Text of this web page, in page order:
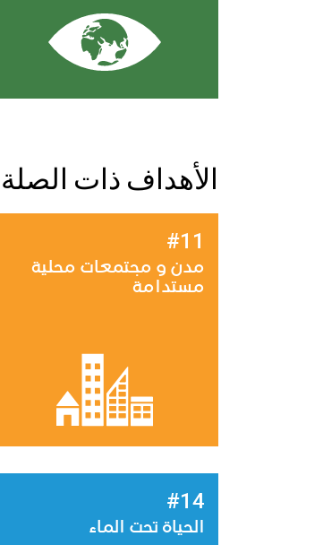
الأهداف ذات الصلة
#11
مدن و مجتمعات محلية
مستدامة
#14
الحياة تحت الماء